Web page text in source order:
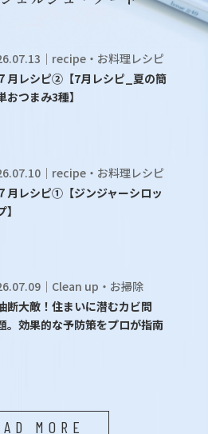
｜recipe・お料理レシピ
月レシピ②【7月レシピ_夏の簡
おつまみ3種】
｜recipe・お料理レシピ
月レシピ①【ジンジャーシロッ
】
｜Clean up・お掃除
断大敵！住まいに潜むカビ問
。効果的な予防策をプロが指南
MORE